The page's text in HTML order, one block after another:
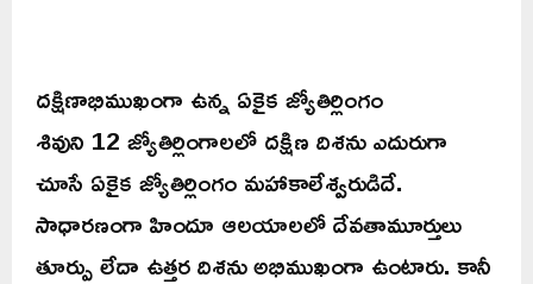
దక్షిణాభిముఖంగా ఉన్న ఏకైక జ్యోతిర్లింగం
శివుని 12 జ్యోతిర్లింగాలలో దక్షిణ దిశను ఎదురుగా
చూసే ఏకైక జ్యోతిర్లింగం మహాకాలేశ్వరుడిదే.
సాధారణంగా హిందూ ఆలయాలలో దేవతామూర్తులు
తూర్పు లేదా ఉత్తర దిశను అభిముఖంగా ఉంటారు. కానీ